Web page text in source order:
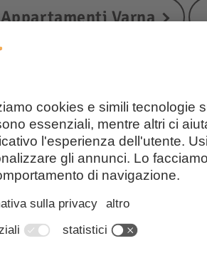
Appartamenti Varna